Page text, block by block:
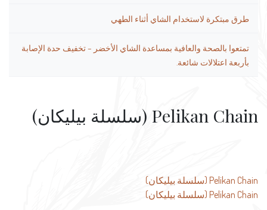
طرق مبتكرة لاستخدام الشاي أثناء الطهي
تمتعوا بالصحة والعافية بمساعدة الشاي الأخضر – تخفيف حدة الإصابة
بأربعة اعتلالات شائعة.
Pelikan Chain (سلسلة بيليكان)
تصفّح
المقالات
Pelikan Chain (سلسلة بيليكان)
Pelikan Chain (سلسلة بيليكان)